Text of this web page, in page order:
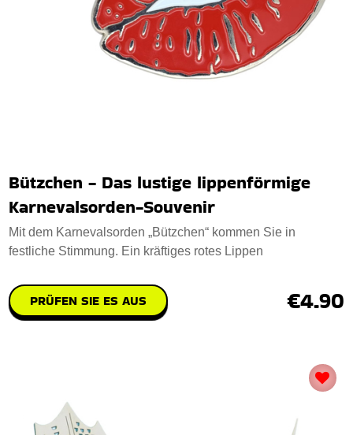
Bützchen - Das lustige lippenförmige
Karnevalsorden-Souvenir
Mit dem Karnevalsorden „Bützchen“ kommen Sie in
festliche Stimmung. Ein kräftiges rotes Lippen
PRÜFEN SIE ES AUS €4.90